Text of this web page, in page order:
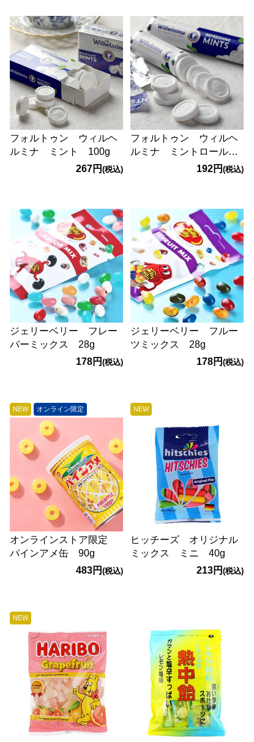
フォルトゥン ウィルヘ
ルミナ ミント 100g
267円(税込)
フォルトゥン ウィルヘ
ルミナ ミントロール
192円 (税込)
ジェリーベリー フレー
バーミックス 28g
178円(税込)
ジェリーベリー フルー
ツミックス 28g
178円 (税込)
NEW オンライン限定
オンラインストア限定
パインアメ缶 90g
483円(税込)
NEW
ヒッチーズ オリジナル
ミックス ミニ 40g
213円 (税込)
NEW